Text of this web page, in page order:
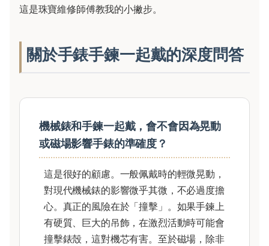
這是珠寶維修師傅教我的小撇步。
關於手錶手鍊一起戴的深度問答
機械錶和手鍊一起戴，會不會因為晃動
或磁場影響手錶的準確度？
這是很好的顧慮。一般佩戴時的輕微晃動，
對現代機械錶的影響微乎其微，不必過度擔
心。真正的風險在於「撞擊」。如果手鍊上
有硬質、巨大的吊飾，在激烈活動時可能會
撞擊錶殼，這對機芯有害。至於磁場，除非